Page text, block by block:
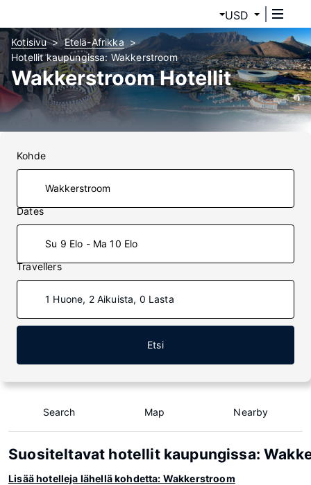
USD
Kotisivu
Etelä-Afrikka
Hotellit kaupungissa: Wakkerstroom
Wakkerstroom Hotellit
Kohde
Dates
Su 9 Elo - Ma 10 Elo
Travellers
1 Huone, 2 Aikuista, 0 Lasta
Etsi
Search Map Nearby
Suositeltavat hotellit kaupungissa:
Lisää hotelleja lähellä kohdetta: Wakkerstroom